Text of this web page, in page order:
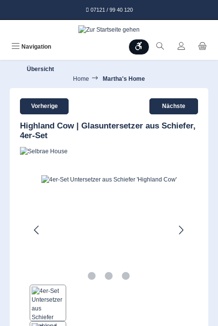
07121 / 99 40 120
Navigation Werkzeugleiste anzeigen
Übersicht
Home
Martha's Home
Vorherige Nächste
Highland Cow | Glasuntersetzer aus Schiefer,
4er-Set
Bildergalerie überspringen